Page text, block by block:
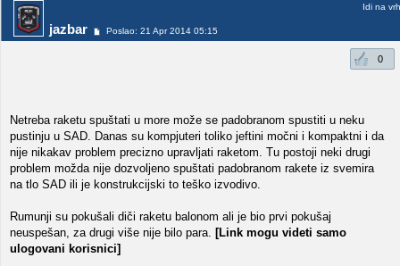
jazbar Poslao: 21 Apr 2014 05:15
Idi na vrh
0
Netreba raketu spuštati u more može se padobranom spustiti u neku
pustinju u SAD. Danas su kompjuteri toliko jeftini močni i kompaktni i da
nije nikakav problem precizno upravljati raketom. Tu postoji neki drugi
problem možda nije dozvoljeno spuštati padobranom rakete iz svemira
na tlo SAD ili je konstrukcijski to teško izvodivo.
Rumunji su pokušali diči raketu balonom ali je bio prvi pokušaj
neuspešan, za drugi više nije bilo para. [Link mogu videti samo
ulogovani korisnici]